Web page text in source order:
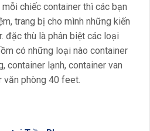
chiếc container thì các bạn
trang bị cho mình những kiến
đặc thù là phân biệt các loại
có những loại nào container
container lạnh, container van
văn phòng 40 feet.